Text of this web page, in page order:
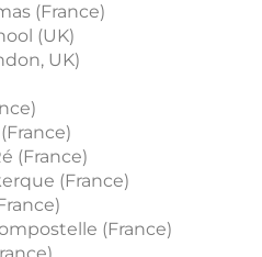
(France)
(UK)
UK)
(France)
(France)
(France)